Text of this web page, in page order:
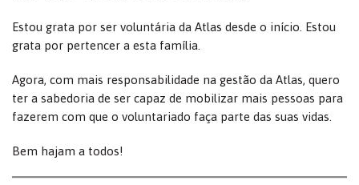
Estou grata por ser voluntária da Atlas desde o início. Estou
grata por pertencer a esta família.
Agora, com mais responsabilidade na gestão da Atlas, quero
ter a sabedoria de ser capaz de mobilizar mais pessoas para
fazerem com que o voluntariado faça parte das suas vidas.
Bem hajam a todos!